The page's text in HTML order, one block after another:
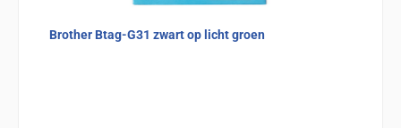
Brother Btag-G31 zwart op licht groen